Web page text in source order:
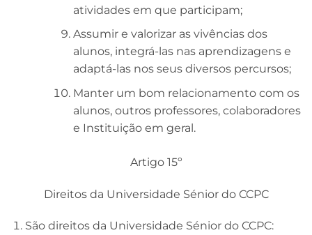
atividades em que participam;
Assumir e valorizar as vivências dos
alunos, integrá-las nas aprendizagens e
adaptá-las nos seus diversos percursos;
Manter um bom relacionamento com os
alunos, outros professores, colaboradores
e Instituição em geral.
Artigo 15º
Direitos da Universidade Sénior do CCPC
São direitos da Universidade Sénior do CCPC: